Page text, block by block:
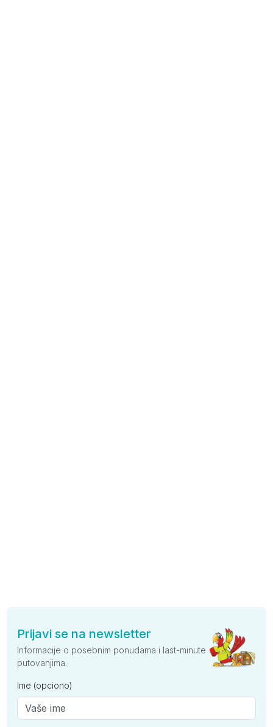
Prijavi se na newsletter
Informacije o posebnim ponudama i last-minute
putovanjima.
Ime (opciono)